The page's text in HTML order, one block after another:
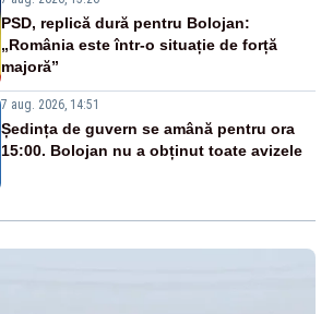
PSD, replică dură pentru Bolojan:
„România este într-o situație de forță
majoră”
7 aug. 2026, 14:51
Ședința de guvern se amână pentru ora
15:00. Bolojan nu a obținut toate avizele